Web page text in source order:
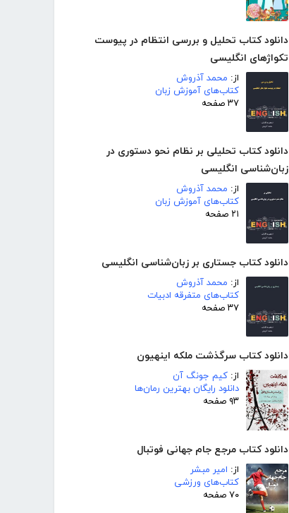
دانلود کتاب تحلیل و بررسی انتظام در پیوست
تکواژهای انگلیسی
از: محمد آذروش
کتاب‌های آموزش زبان
۳۷ صفحه
دانلود کتاب تحلیلی بر نظام نحو دستوری در
زبان‌شناسی انگلیسی
از: محمد آذروش
کتاب‌های آموزش زبان
۲۱ صفحه
دانلود کتاب جستاری بر زبان‌شناسی انگلیسی
از: محمد آذروش
کتاب‌های متفرقه ادبیات
۳۷ صفحه
دانلود کتاب سرگذشت ملکه اینهیون
از: کیم جونگ آن
دانلود رایگان بهترین رمان‌ها
۹۳ صفحه
دانلود کتاب مرجع جام جهانی فوتبال
از: امیر مبشر
کتاب‌های ورزشی
۷۰ صفحه